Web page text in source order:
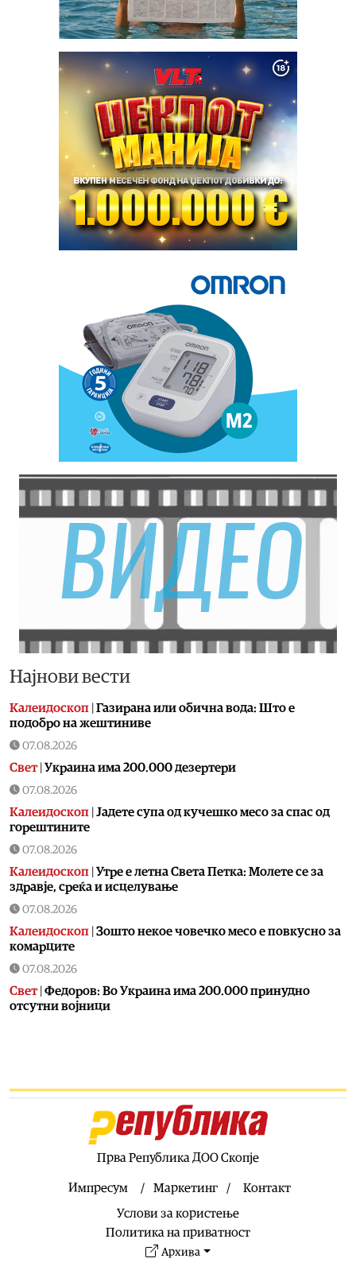
Најнови вести
Калеидоскоп | Газирана или обична вода: Што е
подобро на жештиниве
07.08.2026
Свет| Украина има 200.000 дезертери
07.08.2026
Калеидоскоп | Jадете супа од кучешко месо за спас од
горештините
07.08.2026
Калеидоскоп | Утре е летна Света Петка: Молете се за
здравје, среќа и исцелување
07.08.2026
Калеидоскоп | Зошто некое човечко месо е повкусно за
комарците
07.08.2026
Свет| Федоров: Во Украина има 200.000 принудно
отсутни војници
Uncategorized|Пукање во Сарај
ДИК усвои одлука за дополнителни
средства за надоместоци за избирачки одбори и
07.08.2026
Деветнаесетгодишник загина во сообраќајна
несреќа во скопски Бутел
Прва Република ДОО Скопје
Импресум Маркетинг
Контакт
Услови за користење
Политика на приватност
Архива